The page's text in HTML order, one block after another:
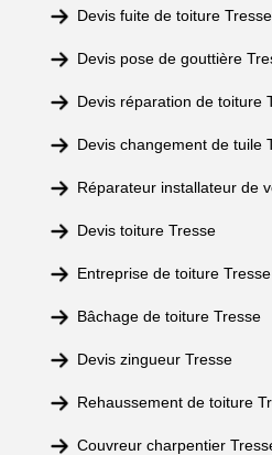
Devis fuite de toiture Tresse
Devis pose de gouttière
Devis réparation de toiture
Devis changement de tuile
Réparateur installateur de
Devis toiture Tresse
Entreprise de toiture Tresse
Bâchage de toiture Tresse
Devis zingueur Tresse
Rehaussement de toiture
Couvreur charpentier